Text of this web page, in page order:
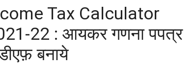
Tax Calculator
22 : आयकर गणना पपत्र
बनाये